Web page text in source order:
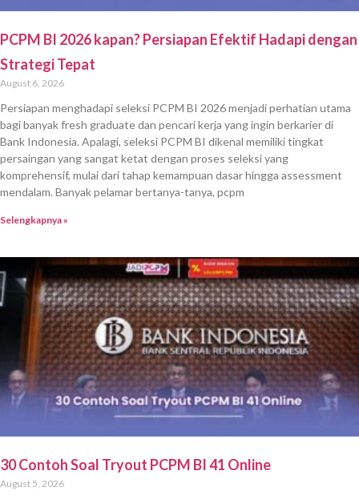
PCPM BI 2026 kapan? Persiapan Efektif Hadapi dengan
Strategi Tepat
August 6, 2026
Persiapan menghadapi seleksi PCPM BI 2026 menjadi perhatian utama
bagi banyak fresh graduate dan pencari kerja yang ingin berkarier di
Bank Indonesia. Apalagi, seleksi PCPM BI dikenal memiliki tingkat
persaingan yang sangat ketat dengan proses seleksi yang
komprehensif, mulai dari tahap kemampuan dasar hingga assessment
mendalam. Banyak pelamar bertanya-tanya, pcpm
Selengkapnya »
30 Contoh Soal Tryout PCPM BI 41 Online
August 5, 2026